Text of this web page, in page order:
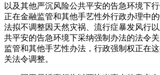
以及其他严沉风险公共平安的告急环境下
正在金融监管和其他手艺性外行政办理中
法拟不调整因天然灾祸、流行症暴发风行
共平安的告急环境下采纳强制办法的法令
监管和其他手艺性办法，行政强制权正在
关法令调整。